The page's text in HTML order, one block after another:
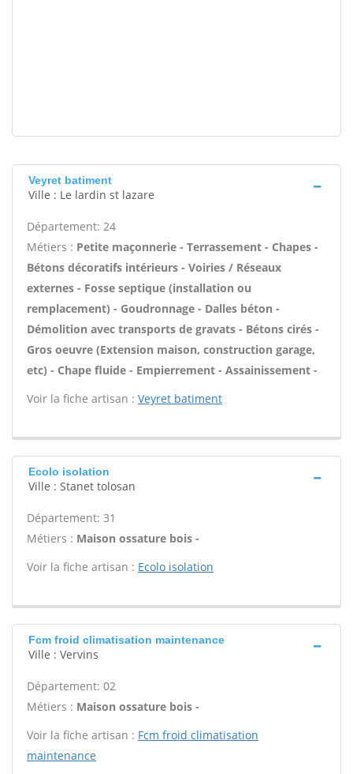
Veyret batiment
Ville : Le lardin st lazare
Département: 24
Métiers : Petite maçonnerie - Terrassement - Chapes -
Bétons décoratifs intérieurs - Voiries / Réseaux
externes - Fosse septique (installation ou
remplacement) - Goudronnage - Dalles béton -
Démolition avec transports de gravats - Bétons cirés -
Gros oeuvre (Extension maison, construction garage,
etc) - Chape fluide - Empierrement - Assainissement -
Voir la fiche artisan : Veyret batiment
Ecolo isolation
Ville : Stanet tolosan
Département: 31
Métiers : Maison ossature bois -
Voir la fiche artisan : Ecolo isolation
Fcm froid climatisation maintenance
Ville : Vervins
Département: 02
Métiers : Maison ossature bois -
Voir la fiche artisan : Fcm froid climatisation
maintenance